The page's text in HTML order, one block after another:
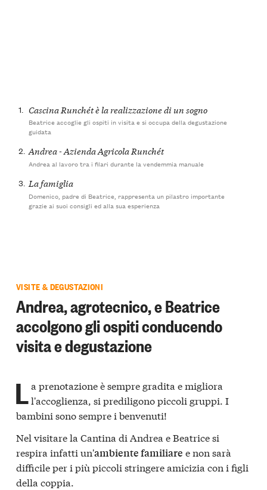
1. Cascina Runchét è la realizzazione di un sogno
Beatrice accoglie gli ospiti in visita e si occupa della degustazione
guidata
2. Andrea - Azienda Agricola Runchét
Andrea al lavoro tra i filari durante la vendemmia manuale
3. La famiglia
Domenico, padre di Beatrice, rappresenta un pilastro importante
grazie ai suoi consigli ed alla sua esperienza
VISITE & DEGUSTAZIONI
Andrea, agrotecnico, e Beatrice
accolgono gli ospiti conducendo
visita e degustazione
La prenotazione è sempre gradita e migliora
l'accoglienza, si prediligono piccoli gruppi. I
bambini sono sempre i benvenuti!
Nel visitare la Cantina di Andrea e Beatrice si
respira infatti un'ambiente familiare e non sarà
difficile per i più piccoli stringere amicizia con i figli
della coppia.